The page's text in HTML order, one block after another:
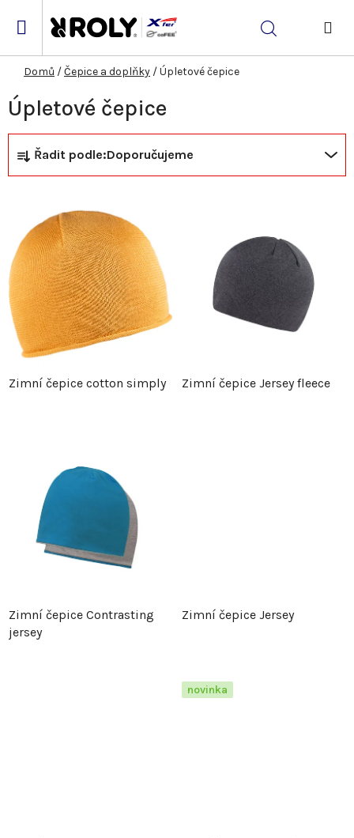
Hledat
Domů /Čepice a doplňky /Úpletové čepice
Úpletové čepice
Ř
e
n
í
p
ů
Řadit podle:Doporučujeme
V
i
s
p
r
Zimní čepice cotton simply Zimní čepice Jersey fleece
Zimní čepice Contrasting
jersey
Zimní čepice Jersey
novinka